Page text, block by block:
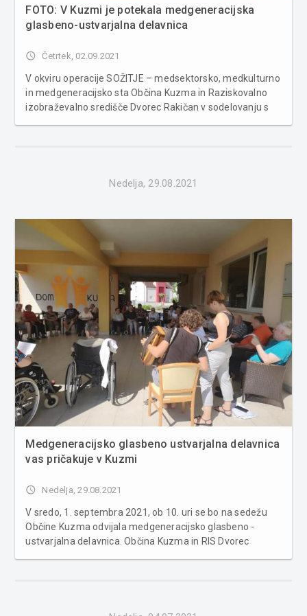
FOTO: V Kuzmi je potekala medgeneracijska
glasbeno-ustvarjalna delavnica
access_time Četrtek, 02.09.2021
V okviru operacije SOŽITJE – medsektorsko, medkulturno
in medgeneracijsko sta Občina Kuzma in Raziskovalno
izobraževalno središče Dvorec Rakičan v sodelovanju s
Nedelja, 29.08.2021
Medgeneracijsko glasbeno ustvarjalna delavnica
vas pričakuje v Kuzmi
access_time Nedelja, 29.08.2021
V sredo, 1. septembra 2021, ob 10. uri se bo na sedežu
Občine Kuzma odvijala medgeneracijsko glasbeno -
ustvarjalna delavnica. Občina Kuzma in RIS Dvorec